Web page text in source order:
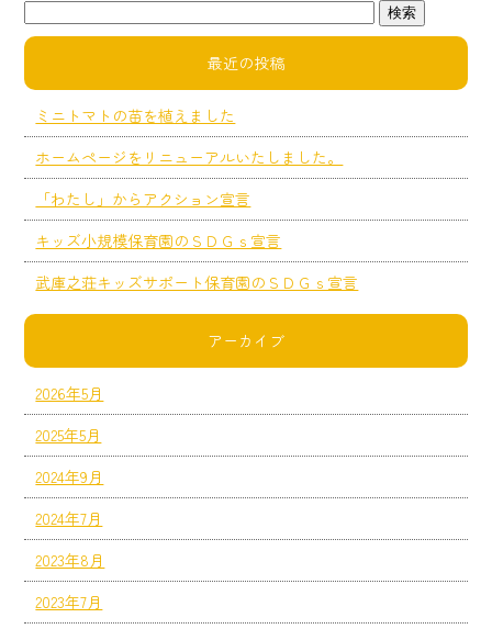
最近の投稿
ミニトマトの苗を植えました
ホームページをリニューアルいたしました。
「わたし」からアクション宣言
キッズ小規模保育園のＳＤＧｓ宣言
武庫之荘キッズサポート保育園のＳＤＧｓ宣言
アーカイブ
2026年5月
2025年5月
2024年9月
2024年7月
2023年8月
2023年7月